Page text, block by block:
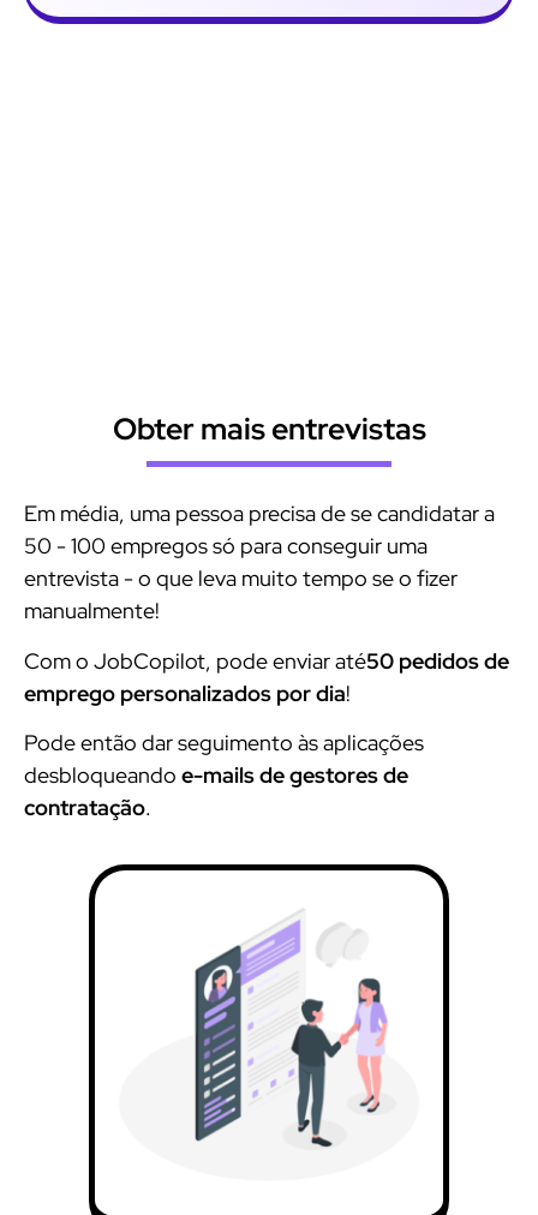
Obter mais entrevistas
Em média, uma pessoa precisa de se candidatar a
50 - 100 empregos só para conseguir uma
entrevista - o que leva muito tempo se o fizer
manualmente!
Com o JobCopilot, pode enviar até50 pedidos de
emprego personalizados por dia!
Pode então dar seguimento às aplicações
desbloqueando e-mails de gestores de
contratação.